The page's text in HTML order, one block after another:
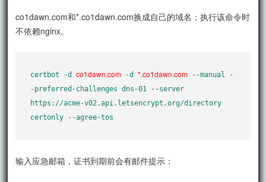
co1dawn.com和*.co1dawn.com换成自己的域名；执行该命令时
不依赖nginx。
certbot -d co1dawn.com -d *.co1dawn.com --manual -
-preferred-challenges dns-01 --server
https://acme-v02.api.letsencrypt.org/directory
certonly --agree-tos
输入应急邮箱，证书到期前会有邮件提示：